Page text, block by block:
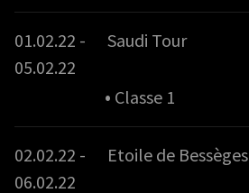
01.02.22 -
05.02.22
Saudi Tour
• Classe 1
02.02.22 -
06.02.22
Etoile de Bessèges